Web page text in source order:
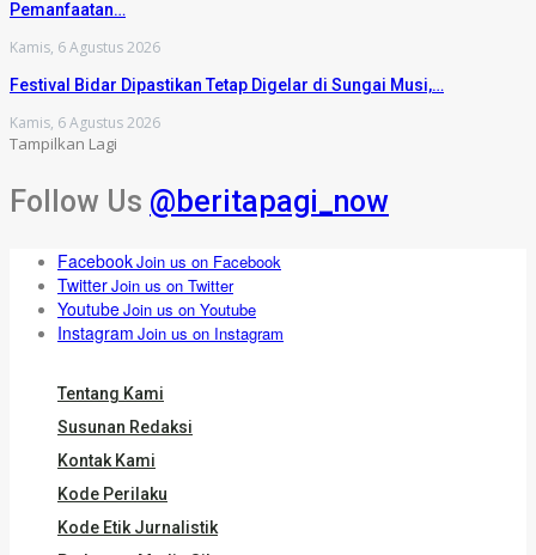
Pemanfaatan…
Kamis, 6 Agustus 2026
Festival Bidar Dipastikan Tetap Digelar di Sungai Musi,…
Kamis, 6 Agustus 2026
Tampilkan Lagi
Follow Us @beritapagi_now
FacebookJoin us on Facebook
TwitterJoin us on Twitter
YoutubeJoin us on Youtube
Instagram Join us on Instagram
Tentang Kami
Susunan Redaksi
Kontak Kami
Kode Perilaku
Kode Etik Jurnalistik